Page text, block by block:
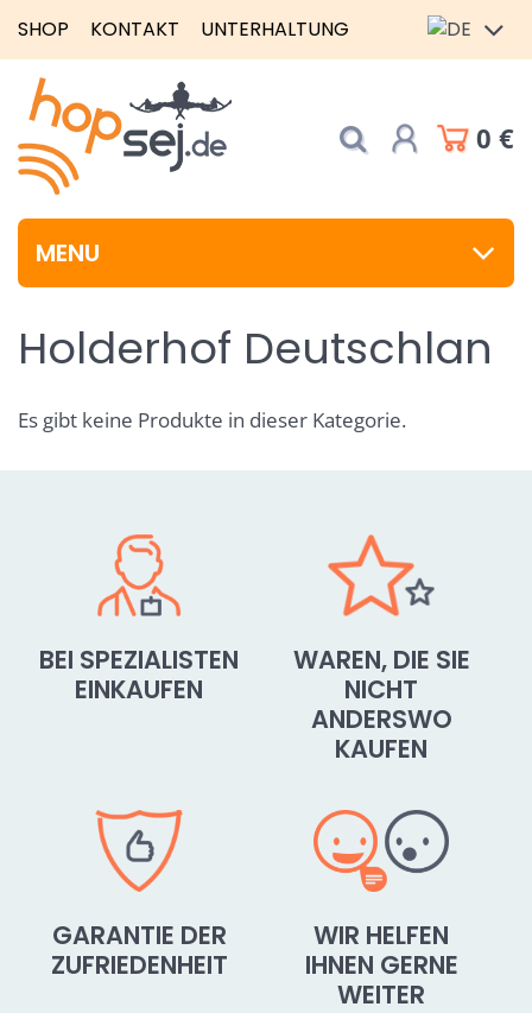
SHOP KONTAKT UNTERHALTUNG
0 €
MENU
Holderhof Deutschlan
Es gibt keine Produkte in dieser Kategorie.
BEI SPEZIALISTEN
EINKAUFEN
WAREN, DIE SIE
NICHT
ANDERSWO
KAUFEN
GARANTIE DER
ZUFRIEDENHEIT
WIR HELFEN
IHNEN GERNE
WEITER